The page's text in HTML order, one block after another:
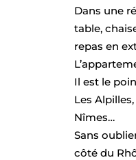
Dans une
table,
repas en
Il est le
Les
Nîmes…
Sans
côté du